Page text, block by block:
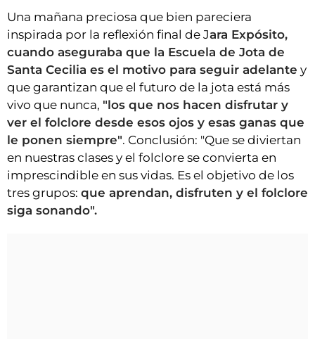
CLUB DEL AMIGO MILITANTE
INICIAR SESIÓN
Una mañana preciosa que bien pareciera
inspirada por la reflexión final de Jara Expósito,
cuando aseguraba que la Escuela de Jota de
Santa Cecilia es el motivo para seguir adelante y
que garantizan que el futuro de la jota está más
vivo que nunca, "los que nos hacen disfrutar y
ver el folclore desde esos ojos y esas ganas que
le ponen siempre". Conclusión: "Que se diviertan
en nuestras clases y el folclore se convierta en
imprescindible en sus vidas. Es el objetivo de los
tres grupos: que aprendan, disfruten y el folclore
siga sonando".